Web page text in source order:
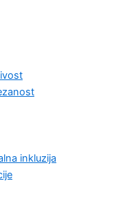
inkluzija